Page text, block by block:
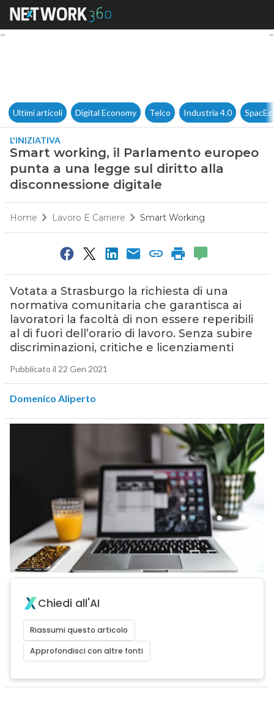
Smart working, il
Ultimi articoli Digital Economy Telco Industria 4.0
L'INIZIATIVA
Smart working, il Parlamento europeo
punta a una legge sul diritto alla
disconnessione digitale
Home Lavoro E Carriere Smart Working
Votata a Strasburgo la richiesta di una
normativa comunitaria che garantisca ai
lavoratori la facoltà di non essere reperibili
al di fuori dell’orario di lavoro. Senza subire
discriminazioni, critiche e licenziamenti
Pubblicato il 22 Gen 2021
Domenico Aliperto
Chiedi all'AI
Riassumi questo articolo
Approfondisci con altre fonti